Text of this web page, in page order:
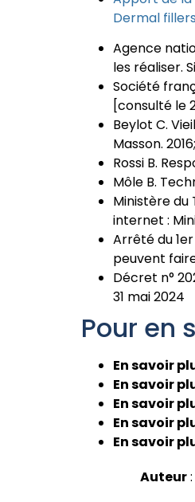
Dermal fillers
Agence
les réaliser.
Société
[consulté le
Beylot C.
Masson.
Rossi B.
Môle B.
Ministère du
internet :
Arrêté du
peuvent
Décret n°
31 mai 2024
Pour en
En savoir
En savoir
En savoir
En savoir
En savoir
Auteur: